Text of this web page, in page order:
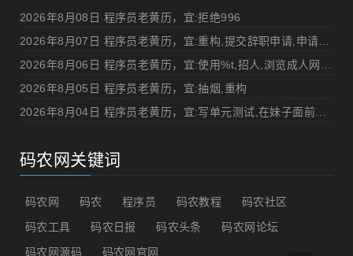
2026年8月08日 程序员老黄历，宜:拒绝996
2026年8月05日 程序员老黄历，宜:抽烟,重构
码农网关键词
码农网 码农 程序员 码农教程
码农社区
码农工具
码农日报 码农头条
码农网论坛
码农网源码
码农网官网